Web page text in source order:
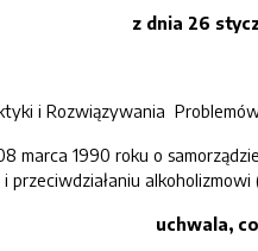
z dnia 26
i Rozwiązywania
marca 1990 roku o
alkoholizmowi
uchwala,